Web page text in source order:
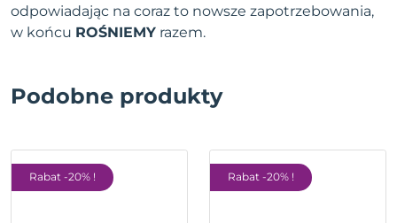
odpowiadając na coraz to nowsze zapotrzebowania,
w końcu ROŚNIEMY razem.
Podobne produkty
Rabat -20% ! Rabat -20% !